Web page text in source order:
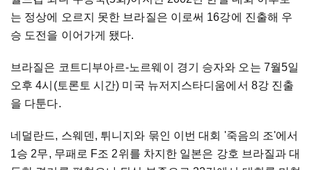
는 정상에 오르지 못한 브라질은 이로써 16강에 진출해 우
승 도전을 이어가게 됐다.
브라질은 코트디부아르-노르웨이 경기 승자와 오는 7월5일
오후 4시(토론토 시간) 미국 뉴저지스타디움에서 8강 진출
을 다툰다.
네덜란드, 스웨덴, 튀니지와 묶인 이번 대회 '죽음의 조'에서
1승 2무, 무패로 F조 2위를 차지한 일본은 강호 브라질과 대